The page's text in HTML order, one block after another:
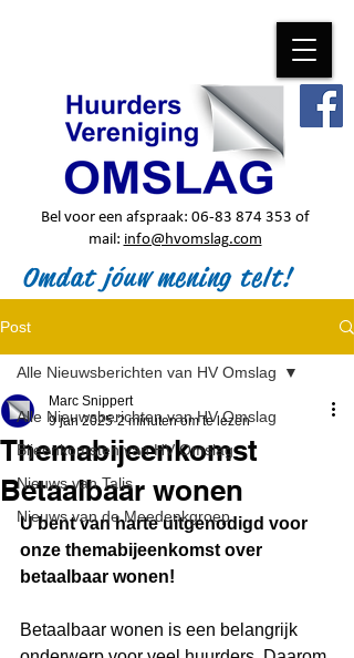
Bel voor een afspraak: 06-83 874 353 of
mail: info@hvomslag.com
Omdat jóuw mening telt!
Post
Alle Nieuwsberichten van HV Omslag
Bijeenkomsten van HV Omslag
Nieuws van Talis
Nieuws van de Meedenkgroep
Alle Nieuwsberichten van HV Omslag
Themabijeenkomst
Betaalbaar wonen
Marc Snippert
9 jan 2025 2 minuten om te lezen
U bent van harte uitgenodigd voor
onze themabijeenkomst over
betaalbaar wonen!
Betaalbaar wonen is een belangrijk